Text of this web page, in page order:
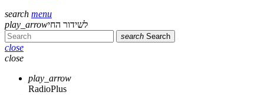
search menu
play_arrowלשידור החי
search Search
close
close
play_arrow
RadioPlus